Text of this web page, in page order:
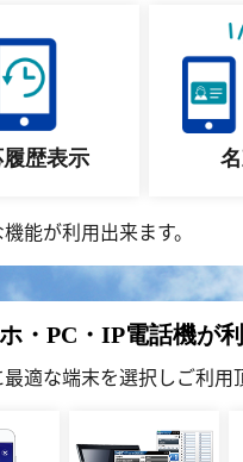
歴表示
能が利用出来ます。
・PC・IP電話機が
適な端末を選択しご利用